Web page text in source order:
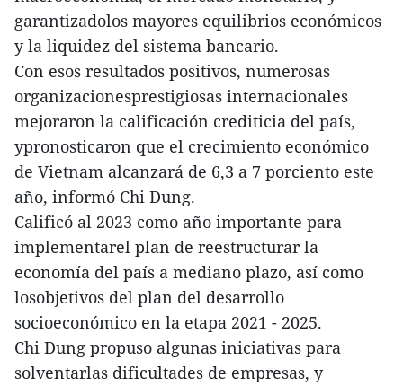
garantizadolos mayores equilibrios económicos
y la liquidez del sistema bancario.
Con esos resultados positivos, numerosas
organizacionesprestigiosas internacionales
mejoraron la calificación crediticia del país,
ypronosticaron que el crecimiento económico
de Vietnam alcanzará de 6,3 a 7 porciento este
año, informó Chi Dung.
Calificó al 2023 como año importante para
implementarel plan de reestructurar la
economía del país a mediano plazo, así como
losobjetivos del plan del desarrollo
socioeconómico en la etapa 2021 - 2025.
Chi Dung propuso algunas iniciativas para
solventarlas dificultades de empresas, y